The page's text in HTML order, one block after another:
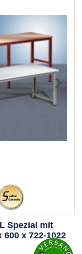
Spezial mit
x 722-1022